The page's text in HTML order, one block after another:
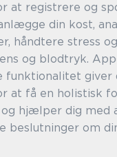
at registrere og
din kost,
håndtere stress
og blodtryk.
funktionalitet giver
at få en holistisk
hjælper dig med
beslutninger om